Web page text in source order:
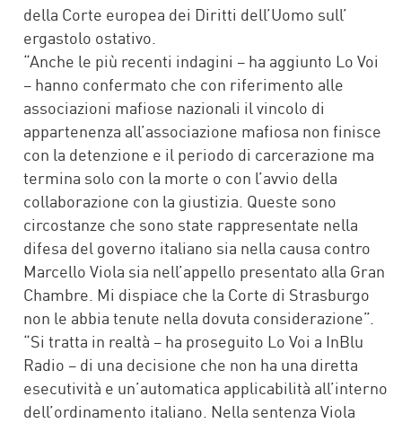
della Corte europea dei Diritti dell’Uomo sull’
ergastolo ostativo.
“Anche le più recenti indagini – ha aggiunto Lo Voi
– hanno confermato che con riferimento alle
associazioni mafiose nazionali il vincolo di
appartenenza all’associazione mafiosa non finisce
con la detenzione e il periodo di carcerazione ma
termina solo con la morte o con l’avvio della
collaborazione con la giustizia. Queste sono
circostanze che sono state rappresentate nella
difesa del governo italiano sia nella causa contro
Marcello Viola sia nell’appello presentato alla Gran
Chambre. Mi dispiace che la Corte di Strasburgo
non le abbia tenute nella dovuta considerazione”.
“Si tratta in realtà – ha proseguito Lo Voi a InBlu
Radio – di una decisione che non ha una diretta
esecutività e un’automatica applicabilità all’interno
dell’ordinamento italiano. Nella sentenza Viola